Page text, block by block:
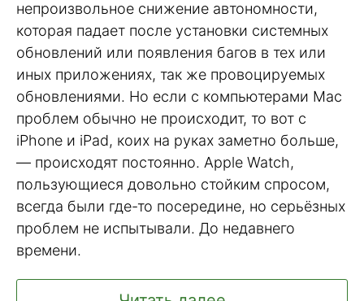
непроизвольное снижение автономности,
которая падает после установки системных
обновлений или появления багов в тех или
иных приложениях, так же провоцируемых
обновлениями. Но если с компьютерами Mac
проблем обычно не происходит, то вот с
iPhone и iPad, коих на руках заметно больше,
— происходят постоянно. Apple Watch,
пользующиеся довольно стойким спросом,
всегда были где-то посередине, но серьёзных
проблем не испытывали. До недавнего
времени.